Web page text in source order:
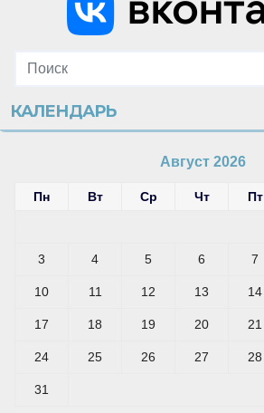
КАЛЕНДАРЬ
Август 2026
Пн Вт Ср Чт Пт
3 4 5 6 7
10 11 12 13 14
17 18 19 20 21
24 25 26 27 28
31